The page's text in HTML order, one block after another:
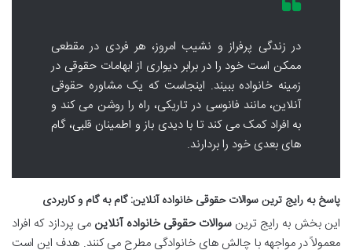
در زندگی پرفراز و نشیب امروز، هر فردی در مقطعی
ممکن است خود را در برابر دیواری از ابهامات حقوقی در
زمینه خانواده ببیند. اینجاست که یک مشاوره حقوقی
آنلاین، مانند فانوسی در تاریکی، راه را روشن می کند و
به افراد کمک می کند تا با دیدی باز و اطمینان قلبی، گام
های بعدی خود را بردارند.
پاسخ به رایج ترین سوالات حقوقی خانواده آنلاین: گام به گام و کاربردی
این بخش به رایج ترینسوالات حقوقی خانواده آنلاین می پردازد که افراد
معمولاً در مواجهه با چالش های خانوادگی مطرح می کنند. هدف این است